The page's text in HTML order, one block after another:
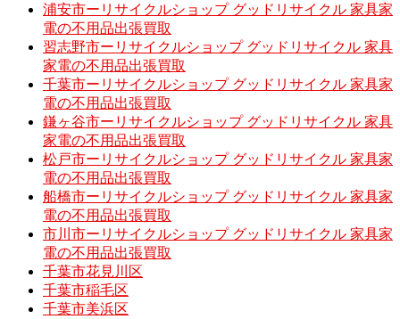
浦安市ーリサイクルショップ グッドリサイクル 家具家
電の不用品出張買取
習志野市ーリサイクルショップ グッドリサイクル 家具
家電の不用品出張買取
千葉市ーリサイクルショップ グッドリサイクル 家具家
電の不用品出張買取
鎌ヶ谷市ーリサイクルショップ グッドリサイクル 家具
家電の不用品出張買取
松戸市ーリサイクルショップ グッドリサイクル 家具家
電の不用品出張買取
船橋市ーリサイクルショップ グッドリサイクル 家具家
電の不用品出張買取
市川市ーリサイクルショップ グッドリサイクル 家具家
電の不用品出張買取
千葉市花見川区
千葉市稲毛区
千葉市美浜区